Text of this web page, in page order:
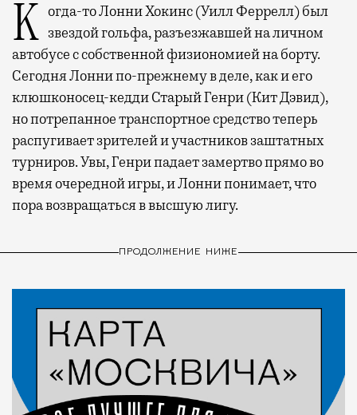
Когда-то Лонни Хокинс (Уилл Феррелл) был звездой гольфа, разъезжавшей на личном
автобусе с собственной физиономией на борту.
Сегодня Лонни по-прежнему в деле, как и его
клюшконосец-кедди Старый Генри (Кит Дэвид),
но потрепанное транспортное средство теперь
распугивает зрителей и участников заштатных
турниров. Увы, Генри падает замертво прямо во
время очередной игры, и Лонни понимает, что
пора возвращаться в высшую лигу.
ПРОДОЛЖЕНИЕ НИЖЕ